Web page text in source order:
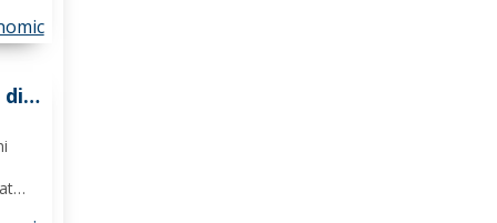
din